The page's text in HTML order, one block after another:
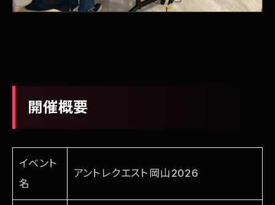
開催概要
イベント
名
アントレクエスト岡山2026